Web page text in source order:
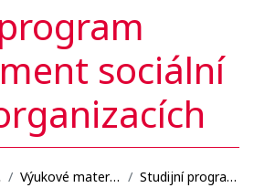
sociální
Projekty Výukové materiály se zaměřením na blended learning... Studijní program Management sociální práce v organ...